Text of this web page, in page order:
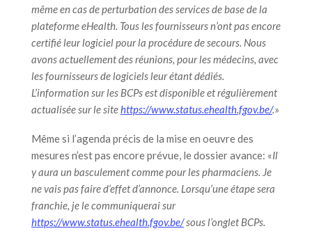
même en cas de perturbation des services de base de la
plateforme eHealth. Tous les fournisseurs n’ont pas encore
certifié leur logiciel pour la procédure de secours. Nous
avons actuellement des réunions, pour les médecins, avec
les fournisseurs de logiciels leur étant dédiés.
L’information sur les BCPs est disponible et régulièrement
actualisée sur le sitehttps://www.status.ehealth.fgov.be/.»
Même si l’agenda précis de la mise en oeuvre des
mesures n’est pas encore prévue, le dossier avance: «Il
y aura un basculement comme pour les pharmaciens. Je
ne vais pas faire d’effet d’annonce. Lorsqu’une étape sera
franchie, je le communiquerai sur
https://www.status.ehealth.fgov.be/sous l’onglet BCPs.